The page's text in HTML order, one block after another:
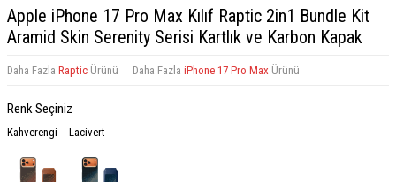
Apple iPhone 17 Pro Max Kılıf Raptic 2in1 Bundle Kit
Aramid Skin Serenity Serisi Kartlık ve Karbon Kapak
Daha Fazla Raptic Ürünü Daha Fazla iPhone 17 Pro Max Ürünü
Renk Seçiniz
Kahverengi Lacivert